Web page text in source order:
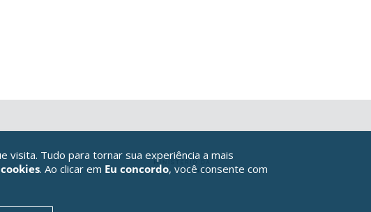
visita. Tudo para tornar sua experiência a mais
. Ao clicar em Eu concordo, você consente com